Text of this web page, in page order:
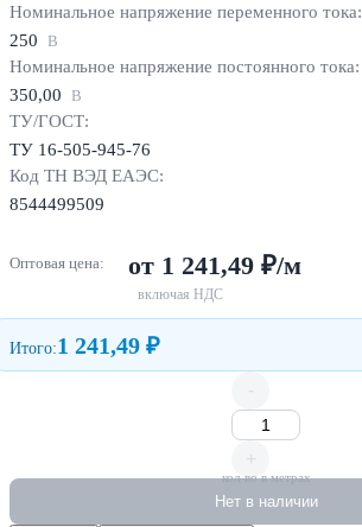
Номинальное напряжение переменного тока:
250 В
Номинальное напряжение постоянного тока:
350,00 В
ТУ/ГОСТ:
ТУ 16-505-945-76
Код ТН ВЭД ЕАЭС:
8544499509
Оптовая цена: от 1 241,49 ₽/м
включая НДС
Итого:1 241,49 ₽
-
+
кол-во в метрах
Нет в наличии